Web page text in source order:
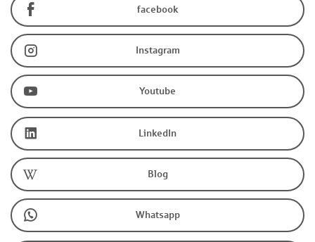
facebook
Instagram
Youtube
LinkedIn
Blog
Whatsapp